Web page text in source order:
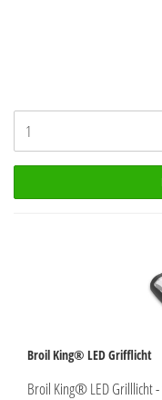
Broil King® LED Grifflicht
Broil King® LED Grilllicht